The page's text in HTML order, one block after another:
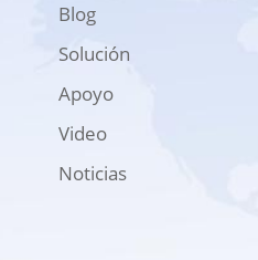
Blog
Solución
Apoyo
Video
Noticias